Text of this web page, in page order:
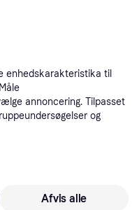
,2 dage 75 kr.
2-4 dage 90 kr.
enhedskarakteristika til
annoncering. Tilpasset
og
Afvis alle